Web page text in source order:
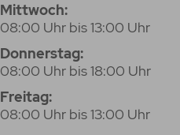
Mittwoch:
08:00 Uhr bis 13:00 Uhr
Donnerstag:
08:00 Uhr bis 18:00 Uhr
Freitag:
08:00 Uhr bis 13:00 Uhr